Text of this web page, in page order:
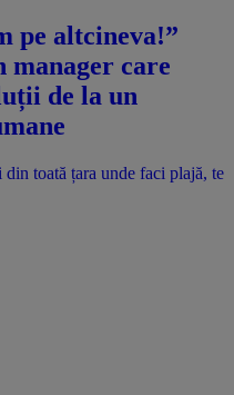
pe altcineva!”
manager care
de la un
toată țara unde faci plajă, te